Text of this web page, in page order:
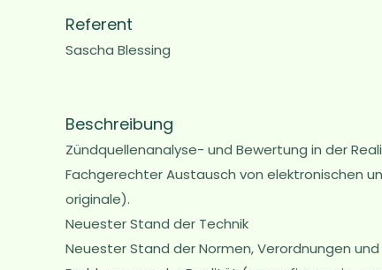
Referent
Sascha Blessing
Beschreibung
Zündquellenanalyse- und Bewertung in der
Fachgerechter Austausch von elektronischen
originale).
Neuester Stand der Technik
Neuester Stand der Normen, Verordnungen